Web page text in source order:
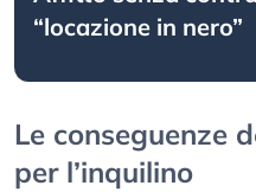
“locazione in nero”
Le conseguenze
per l’inquilino